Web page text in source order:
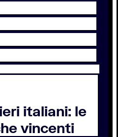
italiani: le
vincenti